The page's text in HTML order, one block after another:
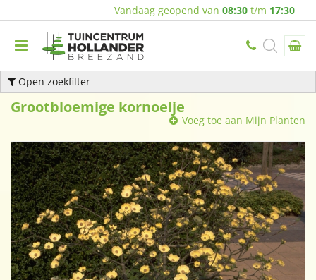
Vandaag geopend van 08:30 t/m 17:30
Open zoekfilter
Grootbloemige kornoelje
Voeg toe aan Mijn Planten